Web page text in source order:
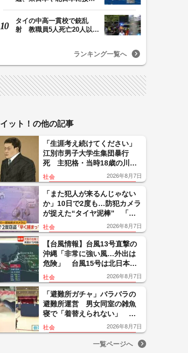
タイの中高一貫校で銃乱
射 教職員5人死亡20人以上
ランキング一覧へ
イット！の他の記事
「生涯考え続けてください」
江別市男子大学生集団暴行
死 主犯格・当時18歳の川口
侑斗被告に無期懲役の判決
「理不尽以外の何ものでもな
い」
社会 2026年8月7日
「また犯人が来るんじゃない
か」10日で2度も…防犯カメラ
が捉えた“タイヤ泥棒” 「レ
クサス純正アルミタイヤ」も
被害 「早く捕まって」
社会 2026年8月7日
【台風情報】台風13号直撃の
沖縄「非常に強い風…外出は
危険」 台風15号は北日本の
太平洋側上陸なら「非常に珍
しい」大雨に警戒
社会 2026年8月7日
「避難所ガチャ」バラバラの
避難所運営 男女同室の雑魚
寝で「着替えられない」 海
外では当日にテント設置の制
度設計【令和8年熊本地震】
社会 2026年8月7日
一覧ページへ